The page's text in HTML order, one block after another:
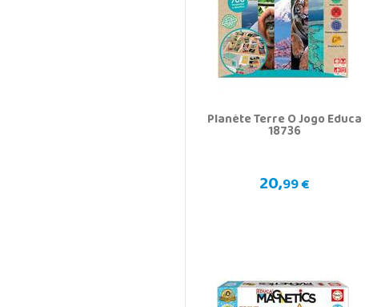
Planète Terre O Jogo Educa
18736
20,99 €